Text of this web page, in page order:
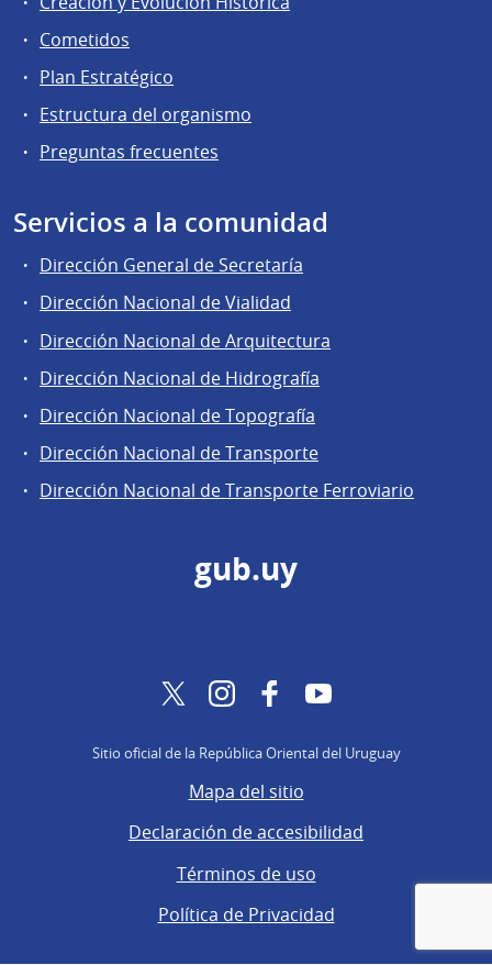
Cometidos
Plan Estratégico
Estructura del organismo
Preguntas frecuentes
Servicios a la comunidad
Dirección General de Secretaría
Dirección Nacional de Vialidad
Dirección Nacional de Arquitectura
Dirección Nacional de Hidrografía
Dirección Nacional de Topografía
Dirección Nacional de Transporte
Dirección Nacional de Transporte Ferroviario
gub.uy
TwitterInstagramFacebookYouTube
Sitio oficial de la República Oriental del Uruguay
Mapa del sitio
Declaración de accesibilidad
Términos de uso
Política de Privacidad